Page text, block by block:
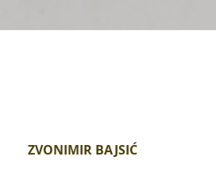
ZVONIMIR BAJSIĆ